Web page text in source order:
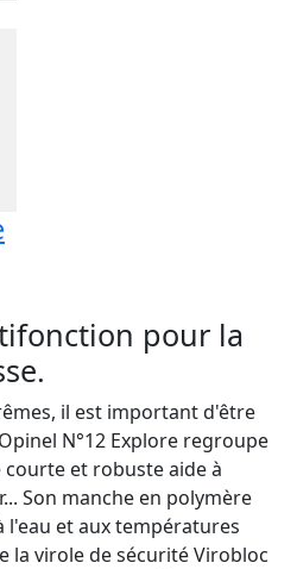
pour la
il est important d'être
N°12 Explore regroupe
et robuste aide à
Son manche en polymère
l'eau et aux températures
la virole de sécurité Virobloc